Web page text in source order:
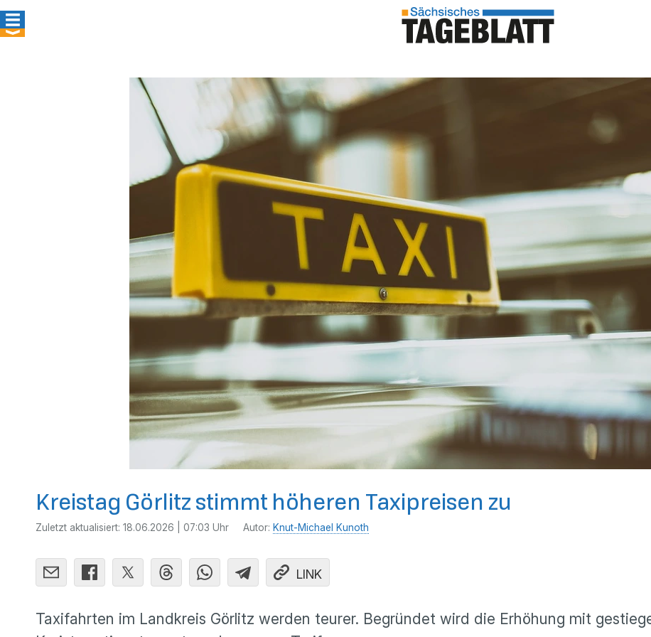
Kreistag Görlitz stimmt höheren Taxipreisen zu
Zuletzt aktualisiert: 18.06.2026 | 07:03 Uhr Autor: Knut-Michael Kunoth
LINK
Taxifahrten im Landkreis Görlitz werden teurer. Begründet wird die Erhöhung mit